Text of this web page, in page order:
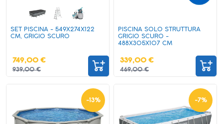
SET PISCINA - 549X274X122
CM, GRIGIO SCURO
749,00 €
939,00 €
PISCINA SOLO STRUTTURA
GRIGIO SCURO -
488X305X107 CM
339,00 €
469,00 €
-13% -7%